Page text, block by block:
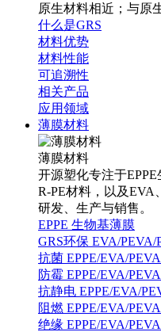
原生材料相近；与原
什么是GRS
材料优势
材料性能
可追溯性
相关产品
应用领域
薄膜材料
薄膜材料
开源塑化专注于
R-PE材料，以及EVA
研发、生产与销售。
EPPE 生物基薄膜
GRS环保 EVA/PEVA/
抗菌 EPPE/EVA/
防霉 EPPE/EVA/
抗静电 EPPE/EVA/
阻燃 EPPE/EVA/
绝缘 EPPE/EVA/